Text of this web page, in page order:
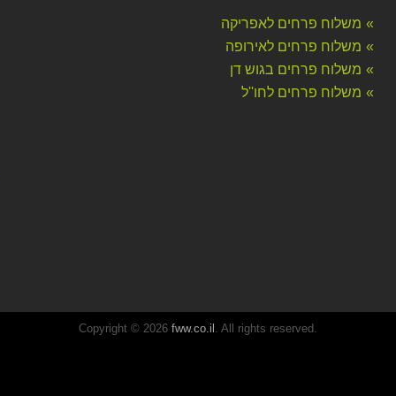
משלוח פרחים לאפריקה
משלוח פרחים לאירופה
משלוח פרחים בגוש דן
משלוח פרחים לחו''ל
Copyright © 2026 fww.co.il . All rights reserved.